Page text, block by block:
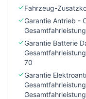
Fahrzeug-
Garantie Antrieb -
Garantie Batterie
70
Garantie